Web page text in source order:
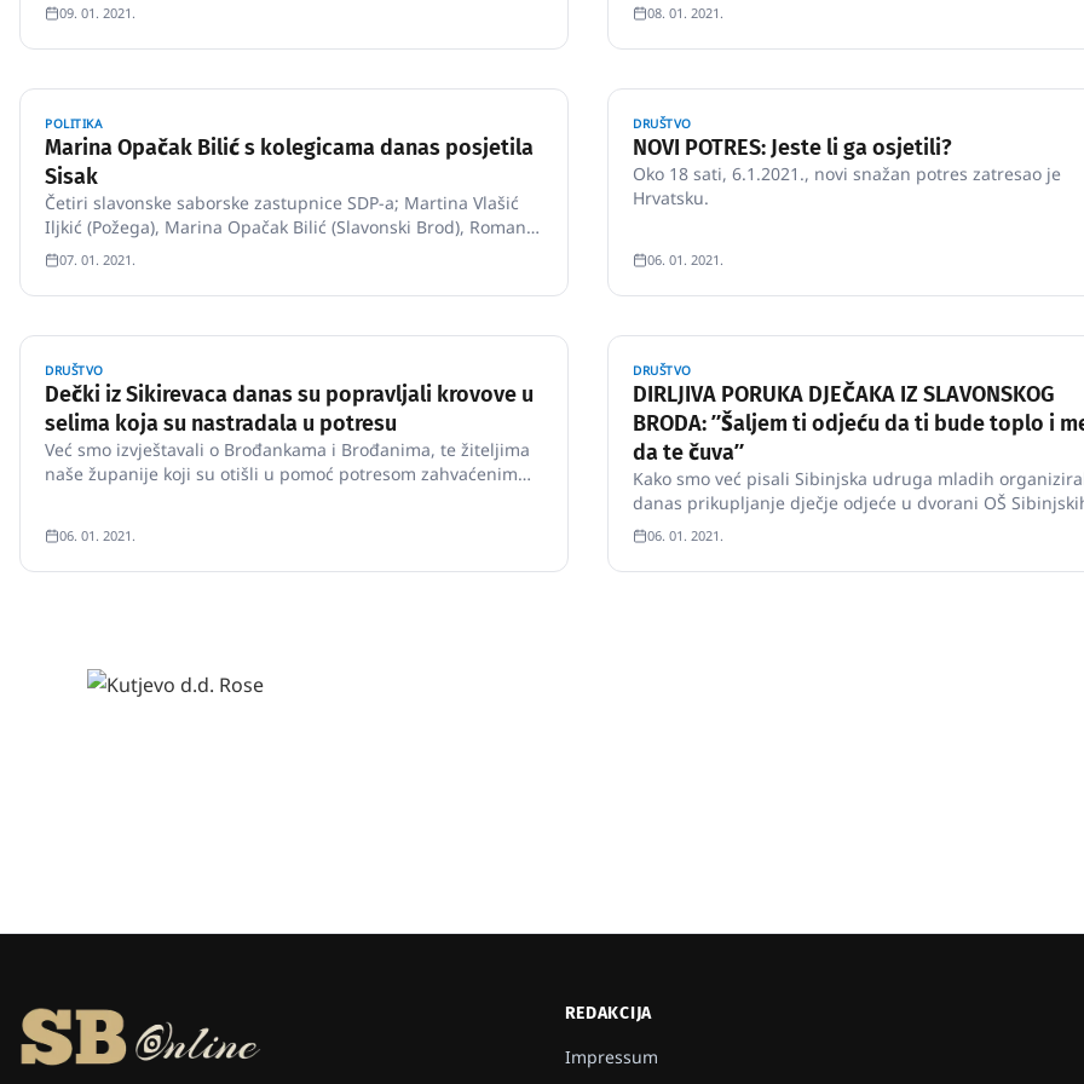
09. 01. 2021.
moslavačkoj županiji.
08. 01. 2021.
POLITIKA
Marina Opačak Bilić s kolegicama danas posjetila
Sisak
Četiri slavonske saborske zastupnice SDP-a; Martina Vlašić
Iljkić (Požega), Marina Opačak Bilić (Slavonski Brod), Romana
Nikolić (Osijek), Martina Grman Kizivat (Slatina) uz saborsku
zastupnicu Irenu Šimunić (Ozalj), odlučile su u ovim
turbulentnim vremenima konkretnom pomoć…
07. 01. 2021.
DRUŠTVO
NOVI POTRES: Jeste li ga osjetili?
Oko 18 sati, 6.1.2021., novi snažan potres zatresao je
Hrvatsku.
06. 01. 2021.
DRUŠTVO
Dečki iz Sikirevaca danas su popravljali krovove u
selima koja su nastradala u potresu
Već smo izvještavali o Brođankama i Brođanima, te žiteljima
naše županije koji su otišli u pomoć potresom zahvaćenim
06. 01. 2021.
DRUŠTVO
DIRLJIVA PORUKA DJEČAKA IZ SLAVONSKOG
BRODA: ʺŠaljem ti odjeću da ti bude toplo i
da te čuvaʺ
Kako smo već pisali Sibinjska udruga mladih
danas prikupljanje dječje odjeće u dvorani OŠ
žrtava.
06. 01. 2021.
REDAKCIJA
Impressum